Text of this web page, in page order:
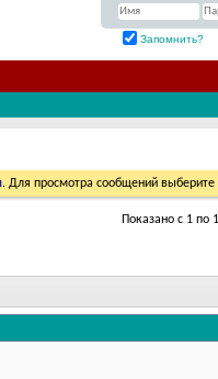
Запомнить?
. Для просмотра сообщений выберите
Показано с 1 по